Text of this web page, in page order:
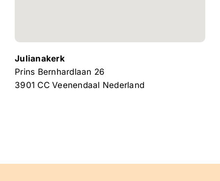
Julianakerk
Prins Bernhardlaan 26
3901 CCVeenendaal Nederland